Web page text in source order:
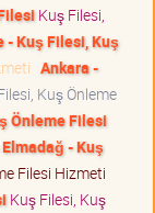
Kuş Filesi,
- Kuş Filesi, Kuş
Ankara -
Kuş Önleme
Önleme Filesi
- Kuş
Filesi Hizmeti
Kuş Filesi, Kuş